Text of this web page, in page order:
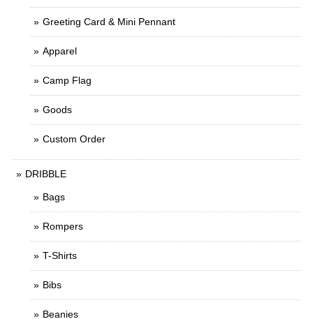
Greeting Card & Mini Pennant
Apparel
Camp Flag
Goods
Custom Order
DRIBBLE
Bags
Rompers
T-Shirts
Bibs
Beanies